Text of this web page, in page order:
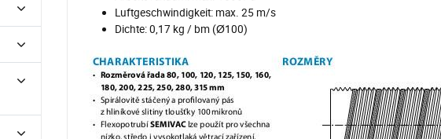
Luftgeschwindigkeit: max. 25 m/s
Dichte: 0,17 kg / bm (Ø100)